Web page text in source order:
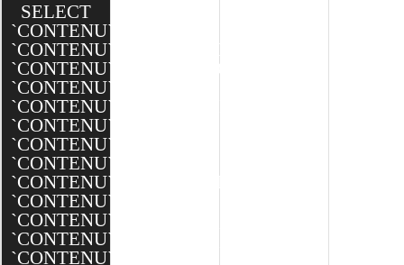
SELECT
`CONTENU`.`ID`,
`CONTENU`.`CATEGORIE_ID`,
`CONTENU`.`CLIENT_ID`,
`CONTENU`.`TYPE_ID`,
`CONTENU`.`MODELE_ID`,
`CONTENU`.`NOM`,
`CONTENU`.`DATE`,
`CONTENU`.`TEXTE`,
`CONTENU`.`MINIATURE`,
`CONTENU`.`BANNIERE`,
`CONTENU`.`BANNIERE_XXL`,
`CONTENU`.`BANNIERE_XL`,
`CONTENU`.`BANNIERE_L`,